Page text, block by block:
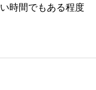
時間でもある程度